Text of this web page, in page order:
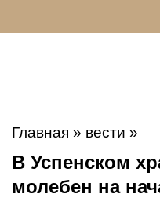
Главная » вести »
В Успенском
молебен на